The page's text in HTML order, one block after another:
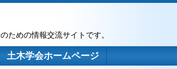
ための情報交流サイトです。
土木学会ホームページ